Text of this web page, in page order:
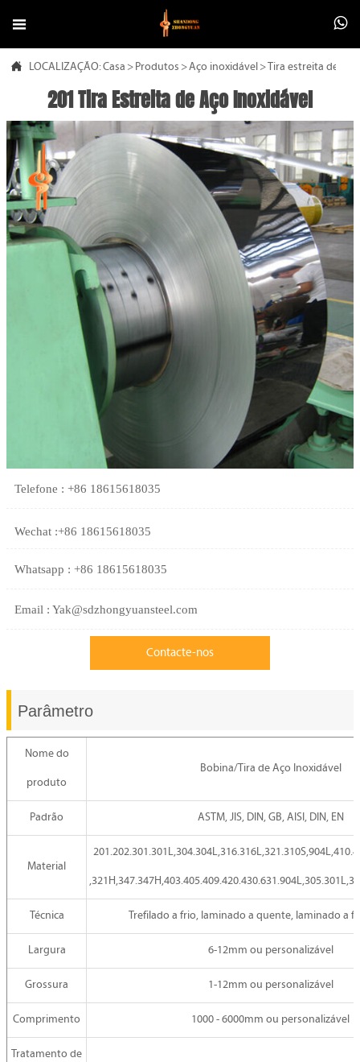
 
 LOCALIZAÇÃO:Casa > Produtos >Aço inoxidável > Tira estreita de
201 Tira Estreita de Aço Inoxidável
Telefone : +86 18615618035
Wechat :+86 18615618035
Whatsapp : +86 18615618035
Email : Yak@sdzhongyuansteel.com
Contacte-nos
Parâmetro
Nome do
produto
Bobina/Tira de Aço Inoxidável
Padrão ASTM, JIS, DIN, GB, AISI, DIN, EN
Material
Técnica Trefilado a frio, laminado a quente, laminado a
Largura 6-12mm ou personalizável
Grossura 1-12mm ou personalizável
Comprimento 1000 - 6000mm ou personalizável
Tratamento de